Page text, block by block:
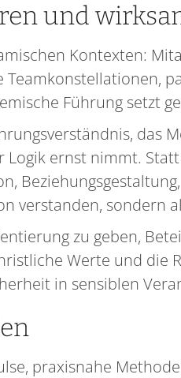
und
Kontexten:
Führung setzt
das
Logik ernst nimmt.
verstanden, sondern
zu geben,
Werte und die
in sensiblen
praxisnahe